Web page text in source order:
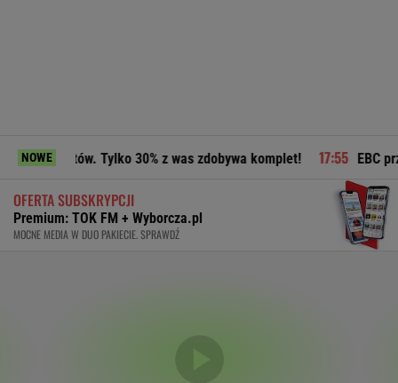
NOWE
Tylko 30% z was zdobywa komplet! EBC przejechał się
OFERTA SUBSKRYPCJI
Premium: TOK FM + Wyborcza.pl
MOCNE MEDIA W DUO PAKIECIE. SPRAWDŹ